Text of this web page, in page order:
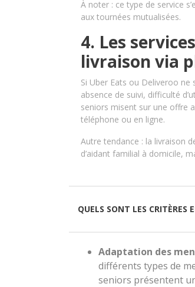
À noter : ce type de service
aux tournées mutualisées.
4. Les
livraison via
Si Uber Eats ou Deliveroo
absence de suivi, difficulté
seniors misent sur une offre
téléphone ou en ligne.
Autre tendance : la livraison
d’aidant familial à domicile,
QUELS SONT LES CRITÈRES
Adaptation des
différents types de
seniors présentent